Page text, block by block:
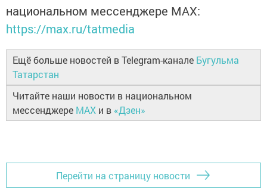
национальном мессенджере MАХ:
https://max.ru/tatmedia
Ещё больше новостей в Telegram-канале Бугульма
Татарстан
Читайте наши новости в национальном
мессенджере MAX и в «Дзен»
Перейти на страницу новости